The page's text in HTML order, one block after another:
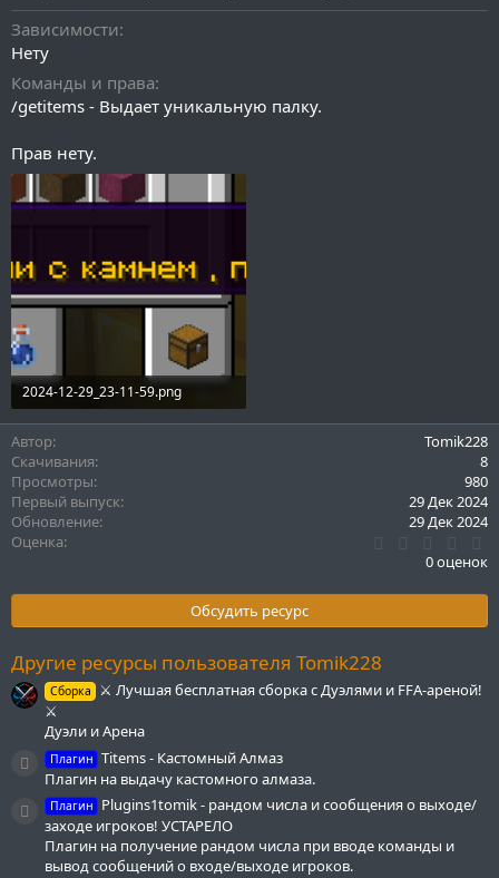
Зависимости
Нету
Команды и права
/getitems - Выдает уникальную палку.
Прав нету.
2024-12-29_23-11-59.png
31.3 KB · Просмотры: 144
Автор
Tomik228
Скачивания
8
Просмотры
980
Первый выпуск
29 Дек 2024
Обновление
29 Дек 2024
Оценка
0
0
в
0 оценок
Обсудить ресурс
Другие ресурсы пользователя Tomik228
Сборка
⚔️ Лучшая бесплатная сборка с Дуэлями и FFA-ареной!
⚔️
Дуэли и Арена
Иконка ресурса
Плагин Titems - Кастомный Алмаз
Плагин на выдачу кастомного алмаза.
Иконка ресурса
Плагин
Plugins1tomik - рандом числа и сообщения о выходе/
заходе игроков! УСТАРЕЛО
Плагин на получение рандом числа при вводе команды и
вывод сообщений о входе/выходе игроков.